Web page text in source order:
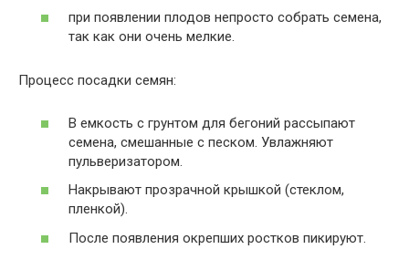
при появлении плодов непросто собрать семена,
так как они очень мелкие.
Процесс посадки семян:
В емкость с грунтом для бегоний рассыпают
семена, смешанные с песком. Увлажняют
пульверизатором.
Накрывают прозрачной крышкой (стеклом,
пленкой).
После появления окрепших ростков пикируют.